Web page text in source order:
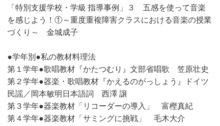
「特別支援学校・学級 指導事例」３ 五感を使って音楽
を感じよう！①～重度重複障害クラスにおける音楽の授業
づくり～ 金城成子
●学年別●私の教材料理法
第１学年●歌唱教材『かたつむり』文部省唱歌 笠原壮史
第２学年●器楽・歌唱教材『かえるのがっしょう』ドイツ
民謡／岡本敏明日本語詞 西澤 譲
第３学年●器楽教材「リコーダーの導入」 富樫真紀
第４学年●器楽教材「サミングに挑戦」 毛木大介